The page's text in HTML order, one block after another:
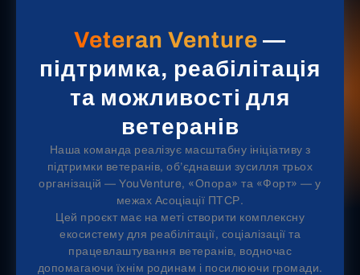
Veteran Venture —
підтримка, реабілітація
та можливості для
ветеранів
Наша команда реалізує масштабну ініціативу з
підтримки ветеранів, об’єднавши зусилля трьох
організацій — YouVenture, «Опора» та «Форт» — у
межах Асоціації ПТСР.
Цей проєкт має на меті створити комплексну
екосистему для реабілітації, соціалізації та
працевлаштування ветеранів, водночас
допомагаючи їхнім родинам і посилюючи громади.